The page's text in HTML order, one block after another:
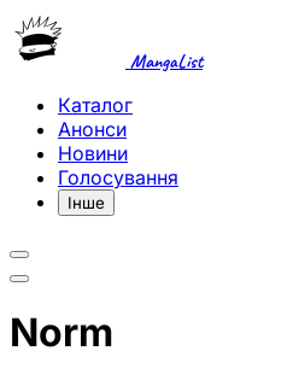
MangaList
Каталог
Анонси
Новини
Голосування
Інше
Norm